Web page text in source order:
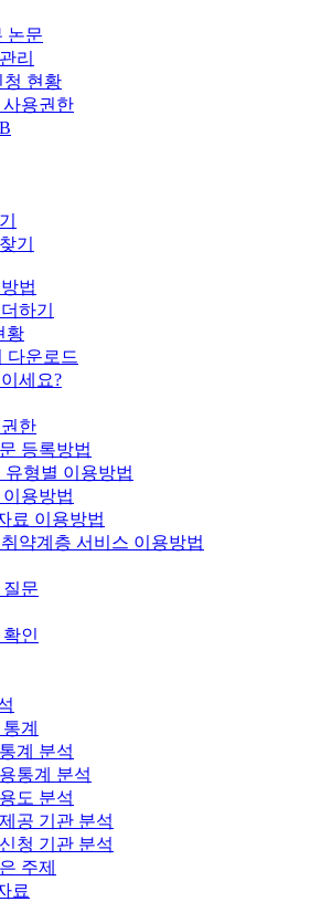
논문
리
청 현황
용권한
기
법
하기
황
다운로드
세요?
한
등록방법
유형별 이용방법
용방법
료 이용방법
약계층 서비스 이용방법
문
인
계
계 분석
통계 분석
도 분석
공 기관 분석
청 기관 분석
주제
료